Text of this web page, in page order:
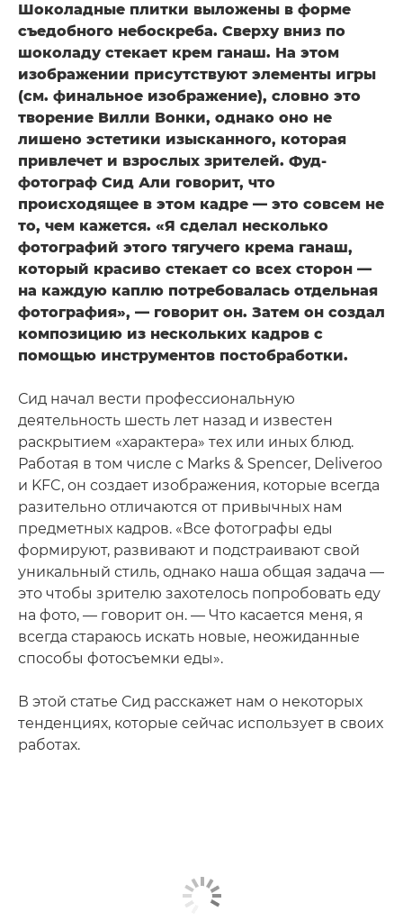
Шоколадные плитки выложены в форме
съедобного небоскреба. Сверху вниз по
шоколаду стекает крем ганаш. На этом
изображении присутствуют элементы игры
(см. финальное изображение), словно это
творение Вилли Вонки, однако оно не
лишено эстетики изысканного, которая
привлечет и взрослых зрителей. Фуд-
фотограф Сид Али говорит, что
происходящее в этом кадре — это совсем не
то, чем кажется. «Я сделал несколько
фотографий этого тягучего крема ганаш,
который красиво стекает со всех сторон —
на каждую каплю потребовалась отдельная
фотография», — говорит он. Затем он создал
композицию из нескольких кадров с
помощью инструментов постобработки.
Сид начал вести профессиональную
деятельность шесть лет назад и известен
раскрытием «характера» тех или иных блюд.
Работая в том числе с Marks & Spencer, Deliveroo
и KFC, он создает изображения, которые всегда
разительно отличаются от привычных нам
предметных кадров. «Все фотографы еды
формируют, развивают и подстраивают свой
уникальный стиль, однако наша общая задача —
это чтобы зрителю захотелось попробовать еду
на фото, — говорит он. — Что касается меня, я
всегда стараюсь искать новые, неожиданные
способы фотосъемки еды».
В этой статье Сид расскажет нам о некоторых
тенденциях, которые сейчас использует в своих
работах.